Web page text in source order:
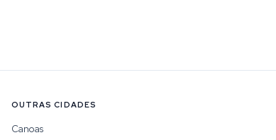
OUTRAS CIDADES
Canoas